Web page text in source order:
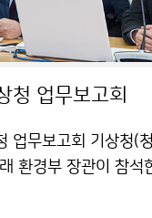
청 업무보고회
업무보고회 기상청(
환경부 장관이 참